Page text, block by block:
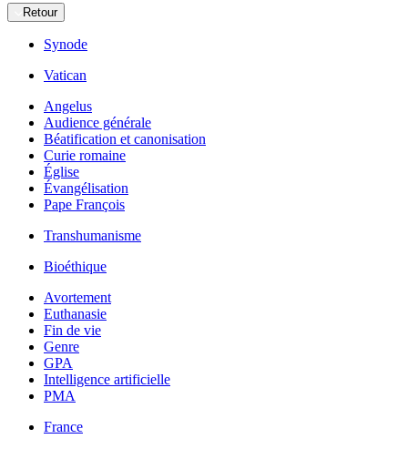
Retour
Synode
Vatican
Angelus
Audience générale
Béatification et canonisation
Curie romaine
Église
Évangélisation
Pape François
Transhumanisme
Bioéthique
Avortement
Euthanasie
Fin de vie
Genre
GPA
Intelligence artificielle
PMA
France